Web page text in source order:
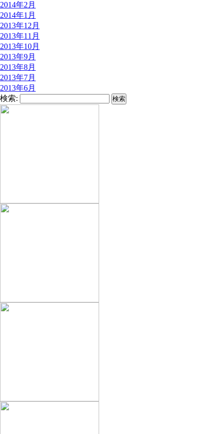
2014年2月
2014年1月
2013年12月
2013年11月
2013年10月
2013年9月
2013年8月
2013年7月
2013年6月
検索: